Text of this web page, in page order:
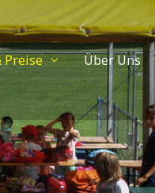
Preise Über Uns